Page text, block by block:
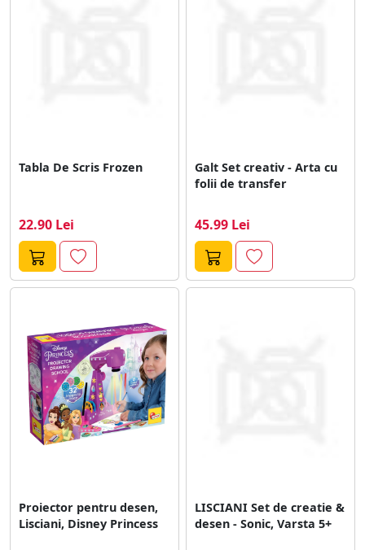
Tabla De Scris Frozen
22.90 Lei
Galt Set creativ - Arta cu
folii de transfer
45.99 Lei
Proiector pentru desen,
Lisciani, Disney Princess
LISCIANI Set de creatie &
desen - Sonic, Varsta 5+